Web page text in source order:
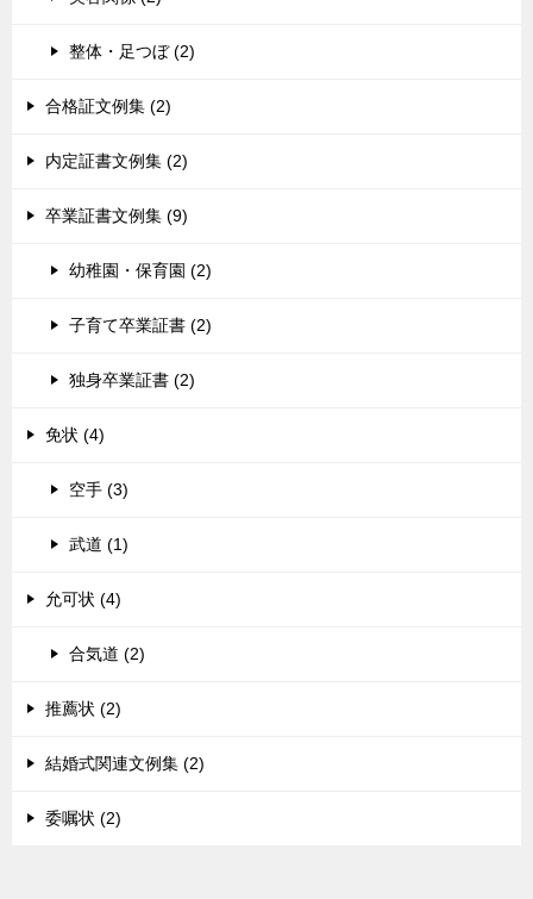
整体・足つぼ (2)
合格証文例集 (2)
内定証書文例集 (2)
卒業証書文例集 (9)
幼稚園・保育園 (2)
子育て卒業証書 (2)
独身卒業証書 (2)
免状 (4)
空手 (3)
武道 (1)
允可状 (4)
合気道 (2)
推薦状 (2)
結婚式関連文例集 (2)
委嘱状 (2)